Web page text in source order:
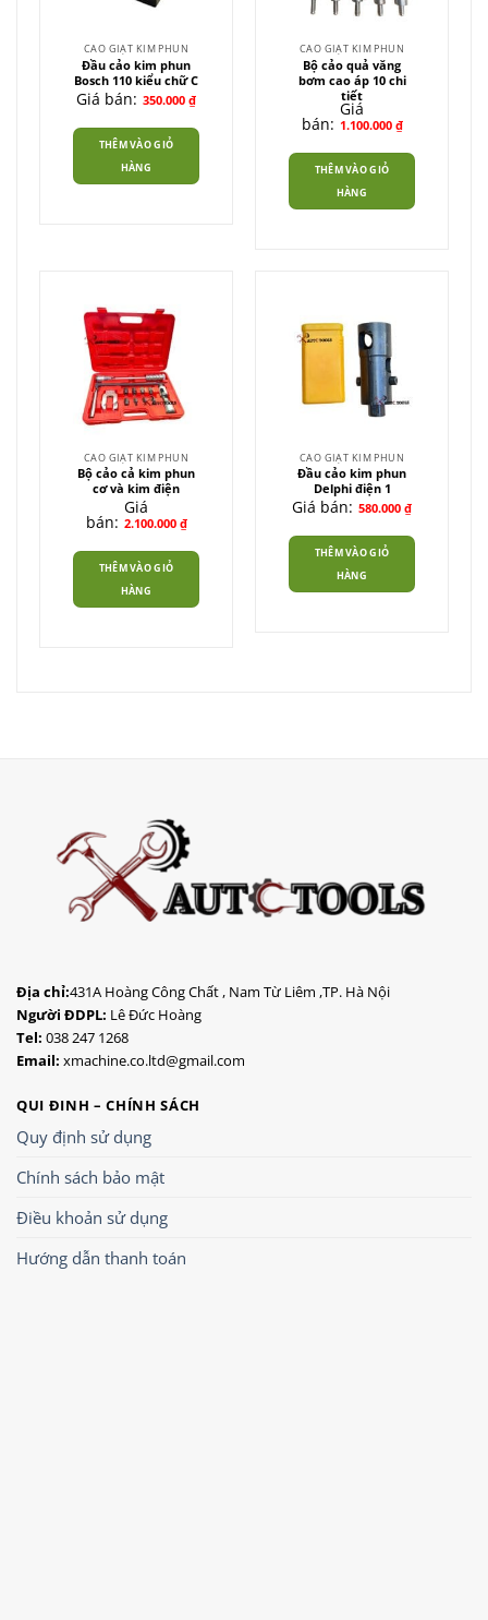
CAO GIẬT KIM PHUN
Đầu cảo kim phun
Bosch 110 kiểu chữ C
Giá bán: 350.000 ₫
THÊM VÀO GIỎ
HÀNG
CAO GIẬT KIM PHUN
Bộ cảo quả văng
bơm cao áp 10 chi
tiết
Giá
bán: 1.100.000 ₫
THÊM VÀO GIỎ
HÀNG
CAO GIẬT KIM PHUN
Bộ cảo cả kim phun
cơ và kim điện
Giá
bán: 2.100.000 ₫
THÊM VÀO GIỎ
HÀNG
CAO GIẬT KIM PHUN
Đầu cảo kim phun
Delphi điện 1
Giá bán: 580.000 ₫
THÊM VÀO GIỎ
HÀNG
Địa chỉ:431A Hoàng Công Chất , Nam Từ Liêm ,TP. Hà Nội
Người ĐDPL: Lê Đức Hoàng
Tel: 038 247 1268
Email: xmachine.co.ltd@gmail.com
QUI ĐINH – CHÍNH SÁCH
Quy định sử dụng
Chính sách bảo mật
Điều khoản sử dụng
Hướng dẫn thanh toán